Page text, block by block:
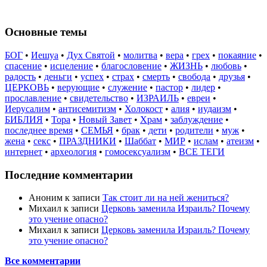
Основные темы
БОГ • Иешуа • Дух Святой • молитва • вера • грех • покаяние •
спасение • исцеление • благословение • ЖИЗНЬ • любовь •
радость • деньги • успех • страх • смерть • свобода • друзья •
ЦЕРКОВЬ • верующие • служение • пастор • лидер •
прославление • свидетельство • ИЗРАИЛЬ • евреи •
Иерусалим • антисемитизм • Холокост • алия • иудаизм •
БИБЛИЯ • Тора • Новый Завет • Храм • заблуждение •
последнее время • СЕМЬЯ • брак • дети • родители • муж •
жена • секс • ПРАЗДНИКИ • Шаббат • МИР • ислам • атеизм •
интернет • археология • гомосексуализм • ВСЕ ТЕГИ
Последние комментарии
Аноним к записи Так стоит ли на ней жениться?
Михаил к записи Церковь заменила Израиль? Почему
это учение опасно?
Михаил к записи Церковь заменила Израиль? Почему
это учение опасно?
Все комментарии